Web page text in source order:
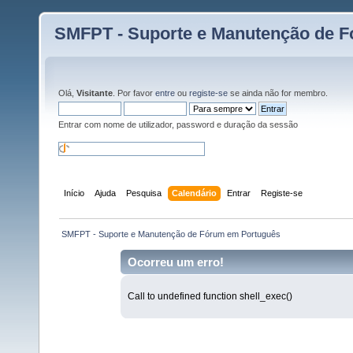
SMFPT - Suporte e Manutenção de
Olá, Visitante . Por favor entre ou registe-se se ainda não for membro.
Entrar com nome de utilizador, password e duração da sessão
Início Ajuda Pesquisa Calendário Entrar Registe-se
SMFPT - Suporte e Manutenção de Fórum em Português
Ocorreu um erro!
Call to undefined function shell_exec()